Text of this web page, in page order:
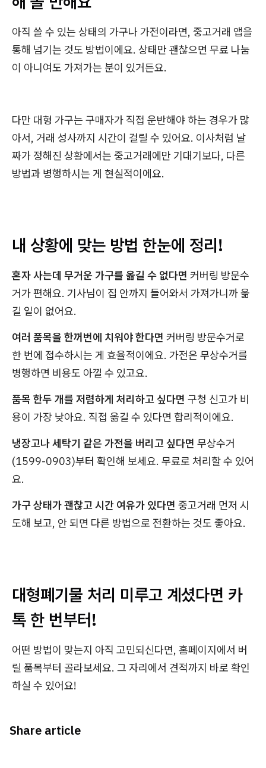
아직 쓸 수 있는 상태의 가구나 가전이라면, 중고거래 앱을
통해 넘기는 것도 방법이에요. 상태만 괜찮으면 무료 나눔
이 아니여도 가져가는 분이 있거든요.
다만 대형 가구는 구매자가 직접 운반해야 하는 경우가 많
아서, 거래 성사까지 시간이 걸릴 수 있어요. 이사처럼 날
짜가 정해진 상황에서는 중고거래에만 기대기보다, 다른
방법과 병행하시는 게 현실적이에요.
내 상황에 맞는 방법 한눈에 정리!
혼자 사는데 무거운 가구를 옮길 수 없다면 커버링 방문수
거가 편해요. 기사님이 집 안까지 들어와서 가져가니까 옮
길 일이 없어요.
여러 품목을 한꺼번에 치워야 한다면 커버링 방문수거로
한 번에 접수하시는 게 효율적이에요. 가전은 무상수거를
병행하면 비용도 아낄 수 있고요.
품목 한두 개를 저렴하게 처리하고 싶다면 구청 신고가 비
용이 가장 낮아요. 직접 옮길 수 있다면 합리적이에요.
냉장고나 세탁기 같은 가전을 버리고 싶다면 무상수거
(1599-0903)부터 확인해 보세요. 무료로 처리할 수 있어
요.
가구 상태가 괜찮고 시간 여유가 있다면 중고거래 먼저 시
도해 보고, 안 되면 다른 방법으로 전환하는 것도 좋아요.
대형폐기물 처리 미루고 계셨다면 카
톡 한 번부터!
어떤 방법이 맞는지 아직 고민되신다면, 홈페이지에서 버
릴 품목부터 골라보세요. 그 자리에서 견적까지 바로 확인
하실 수 있어요!
Share article